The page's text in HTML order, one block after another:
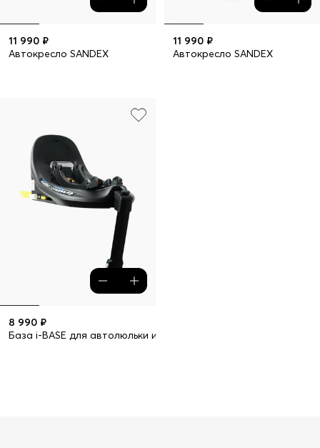
11 990 ₽
Автокресло SANDEX
11 990 ₽
Автокресло SANDEX
8 990 ₽
База i-BASE для автолюльки и автокресла